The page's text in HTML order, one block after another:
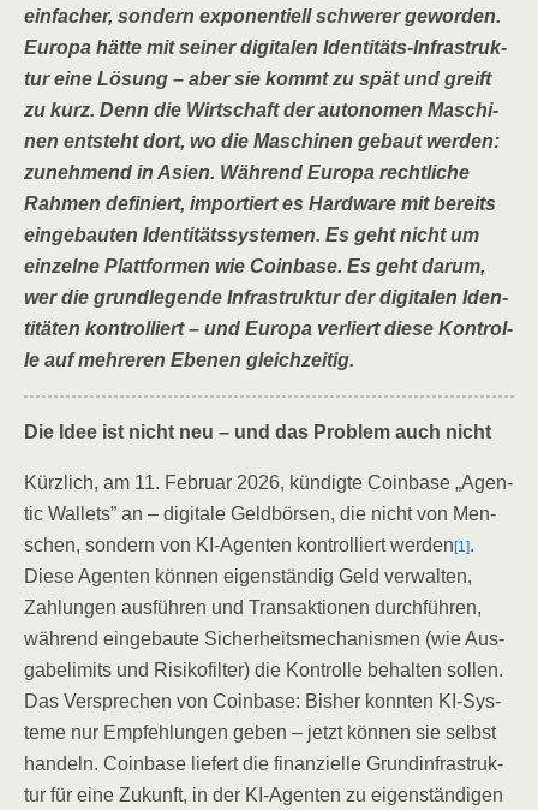
ein­fa­cher, son­dern expo­nen­ti­ell schwe­rer gewor­den.
Euro­pa hät­te mit sei­ner digi­ta­len Iden­ti­täts-Infra­struk­
tur eine Lösung – aber sie kommt zu spät und greift
zu kurz. Denn die Wirt­schaft der auto­no­men Maschi­
nen ent­steht dort, wo die Maschi­nen gebaut wer­den:
zuneh­mend in Asi­en. Wäh­rend Euro­pa recht­li­che
Rah­men defi­niert, impor­tiert es Hard­ware mit bereits
ein­ge­bau­ten Iden­ti­täts­sys­te­men. Es geht nicht um
ein­zel­ne Platt­for­men wie Coin­ba­se. Es geht dar­um,
wer die grund­le­gen­de Infra­struk­tur der digi­ta­len Iden­
ti­tä­ten kon­trol­liert – und Euro­pa ver­liert die­se Kon­trol­
le auf meh­re­ren Ebe­nen gleichzeitig.
Die Idee ist nicht neu – und das Pro­blem auch nicht
Kürz­lich, am 11. Febru­ar 2026, kün­dig­te Coin­ba­se „Agen­
tic Wal­lets” an – digi­ta­le Geld­bör­sen, die nicht von Men­
schen, son­dern von KI-Agen­ten kon­trol­liert wer­den [1].
Die­se Agen­ten kön­nen eigen­stän­dig Geld ver­wal­ten,
Zah­lun­gen aus­füh­ren und Trans­ak­tio­nen durch­füh­ren,
wäh­rend ein­ge­bau­te Sicher­heits­me­cha­nis­men (wie Aus­
ga­be­li­mits und Risi­ko­fil­ter) die Kon­trol­le behal­ten sol­len.
Das Ver­spre­chen von Coin­ba­se: Bis­her konn­ten KI-Sys­
te­me nur Emp­feh­lun­gen geben – jetzt kön­nen sie selbst
han­deln. Coin­ba­se lie­fert die finan­zi­el­le Grund­in­fra­struk­
tur für eine Zukunft, in der KI-Agen­ten zu eigen­stän­di­gen